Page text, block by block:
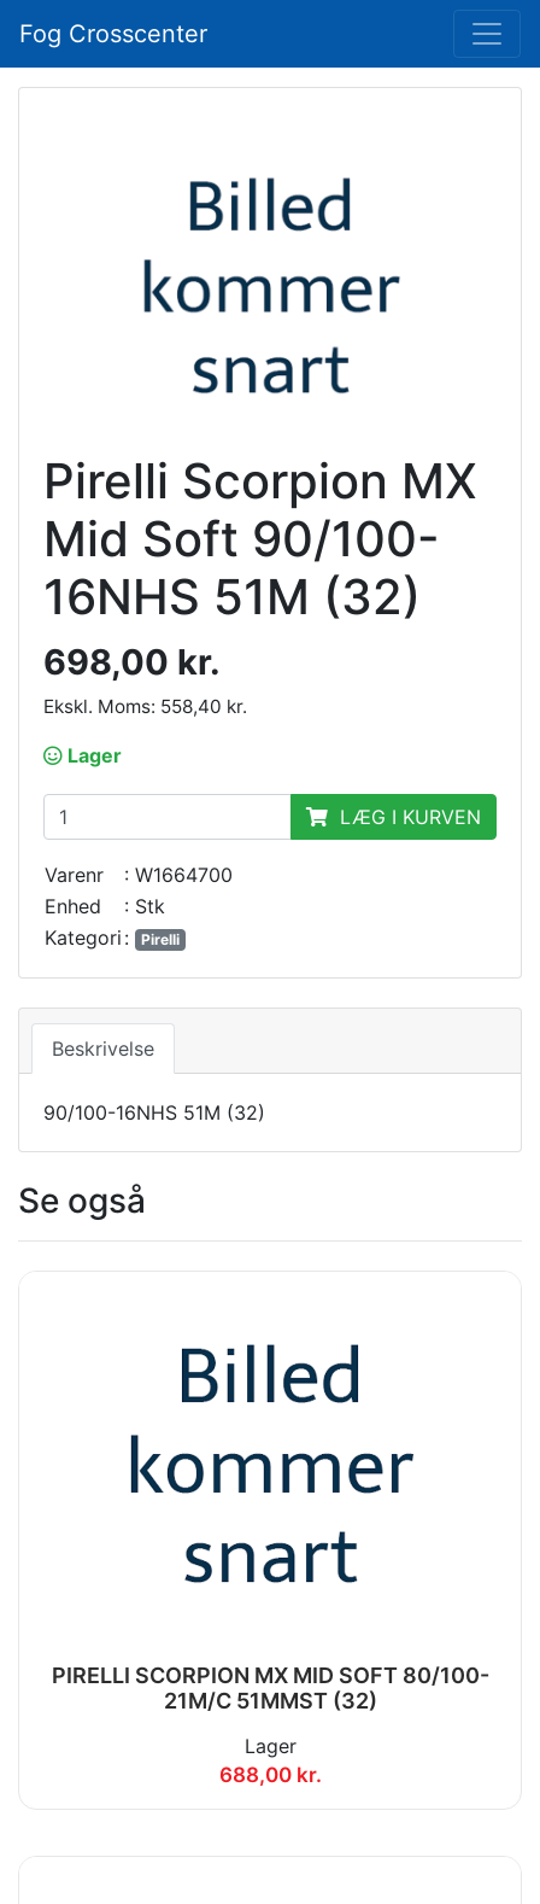
Fog Crosscenter
Pirelli Scorpion MX
Mid Soft 90/100-
16NHS 51M (32)
698,00 kr.
Ekskl. Moms: 558,40 kr.
Lager
LÆG I KURVEN
Varenr
: W1664700
Enhed
: Stk
Kategori : Pirelli
Beskrivelse
90/100-16NHS 51M (32)
Se også
PIRELLI SCORPION MX MID SOFT 80/100-
21M/C 51MMST (32)
Lager
688,00 kr.